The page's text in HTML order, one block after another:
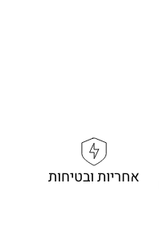
אחריות ובטיחות